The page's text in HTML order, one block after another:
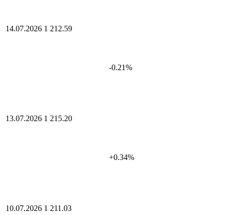
14.07.2026 1 212.59
-0.21%
13.07.2026 1 215.20
+0.34%
10.07.2026 1 211.03